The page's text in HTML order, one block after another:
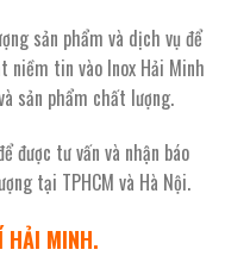
sản phẩm và dịch vụ để
niềm tin vào Inox Hải Minh
sản phẩm chất lượng.
được tư vấn và nhận báo
tại TPHCM và Hà Nội.
HẢI MINH.